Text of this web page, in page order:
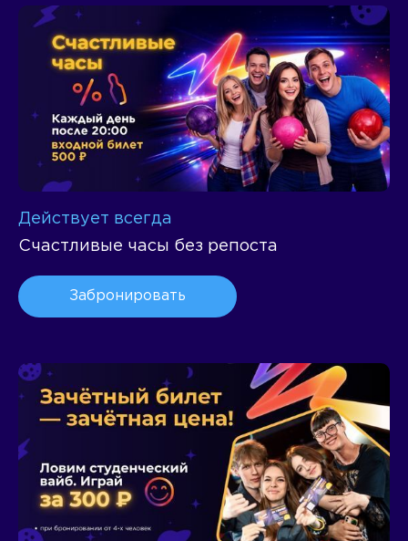
Действует всегда
Счастливые часы без репоста
Забронировать